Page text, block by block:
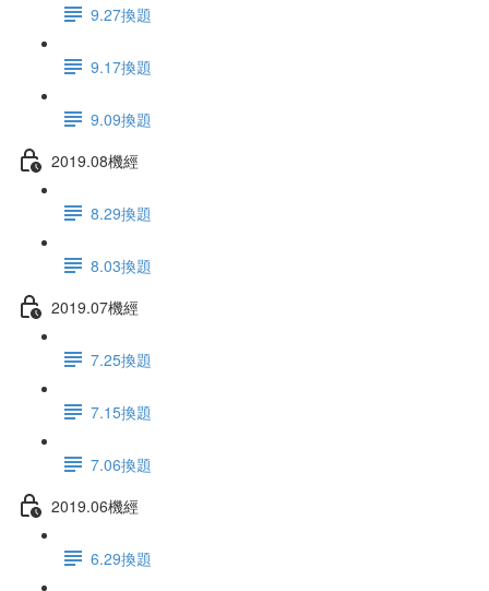
9.27換題
9.17換題
9.09換題
2019.08機經
8.29換題
8.03換題
2019.07機經
7.25換題
7.15換題
7.06換題
2019.06機經
6.29換題